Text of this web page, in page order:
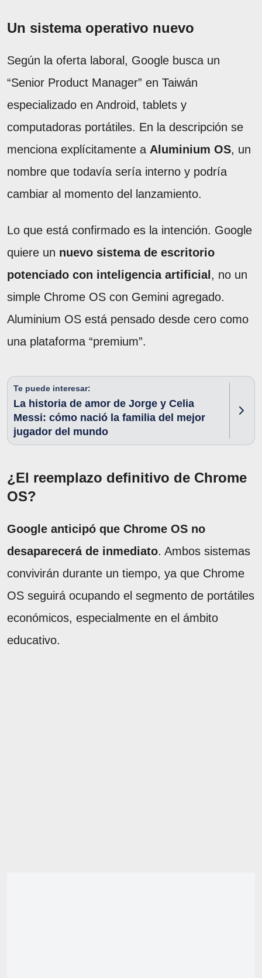
Un sistema operativo nuevo
Según la oferta laboral, Google busca un
“Senior Product Manager” en Taiwán
especializado en Android, tablets y
computadoras portátiles. En la descripción se
menciona explícitamente a Aluminium OS, un
nombre que todavía sería interno y podría
cambiar al momento del lanzamiento.
Lo que está confirmado es la intención. Google
quiere un nuevo sistema de escritorio
potenciado con inteligencia artificial , no un
simple Chrome OS con Gemini agregado.
Aluminium OS está pensado desde cero como
una plataforma “premium”.
Te puede interesar:
La historia de amor de Jorge y Celia
Messi: cómo nació la familia del mejor
jugador del mundo
¿El reemplazo definitivo de Chrome
OS?
Google anticipó que Chrome OS no
desaparecerá de inmediato. Ambos sistemas
convivirán durante un tiempo, ya que Chrome
OS seguirá ocupando el segmento de portátiles
económicos, especialmente en el ámbito
educativo.